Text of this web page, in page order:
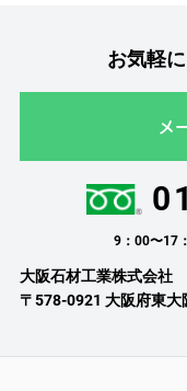
お気軽
メ
9：00〜17
大阪石材工業株式会社
〒578-0921 大阪府東